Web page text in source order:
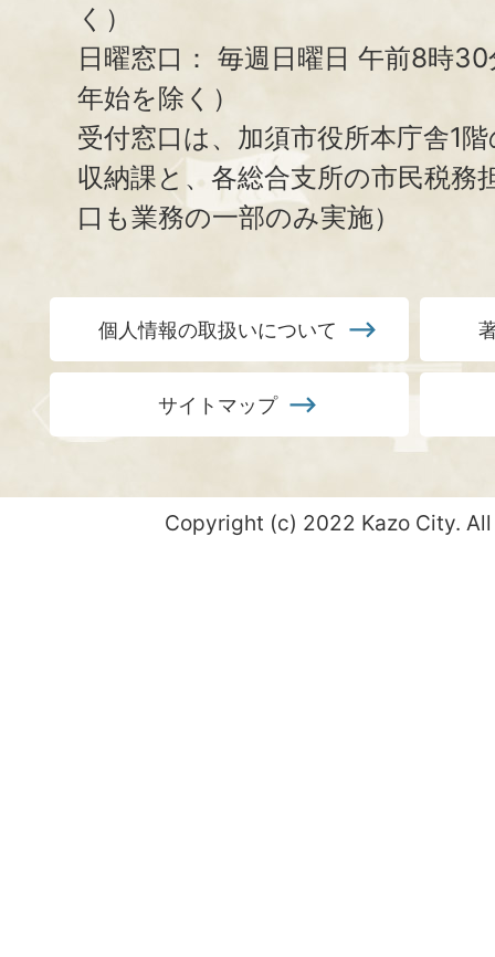
く）
日曜窓口： 毎週日曜日 午前8時
年始を除く）
受付窓口は、加須市役所本庁舎1
収納課と、 各総合支所の市民税務
口も業務の一部のみ実施）
個人情報の取扱いについて
サイトマップ
Copyright (c) 2022 Kazo City.